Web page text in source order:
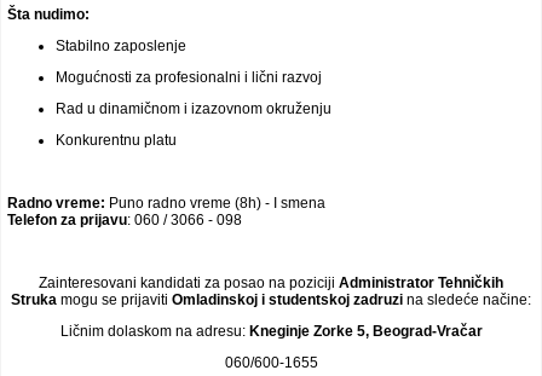
Šta nudimo:
Stabilno zaposlenje
Mogućnosti za profesionalni i lični razvoj
Rad u dinamičnom i izazovnom okruženju
Konkurentnu platu
Radno vreme: Puno radno vreme (8h) - I smena
Telefon za prijavu: 060 / 3066 - 098
Zainteresovani kandidati za posao na poziciji Administrator Tehničkih
Struka mogu se prijaviti Omladinskoj i studentskoj zadruzi na sledeće načine:
Ličnim dolaskom na adresu: Kneginje Zorke 5, Beograd-Vračar
060/600-1655